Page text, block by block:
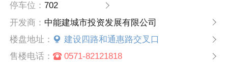
停车位：702
开发商： 中能建城市投资发展有限公司
楼盘地址：
建设四路和通惠路交叉口
售楼电话：
0571-82121818